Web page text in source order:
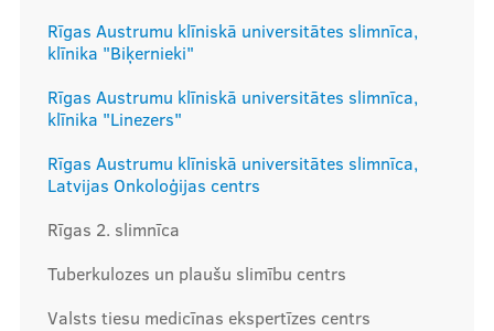
Cenas
Ārstniecības personām
Rīgas Austrumu klīniskā universitātes slimnīca,
klīnika "Biķernieki"
Rīgas Austrumu klīniskā universitātes slimnīca,
klīnika "Linezers"
Rīgas Austrumu klīniskā universitātes slimnīca,
Latvijas Onkoloģijas centrs
Rīgas 2. slimnīca
Tuberkulozes un plaušu slimību centrs
Valsts tiesu medicīnas ekspertīzes centrs